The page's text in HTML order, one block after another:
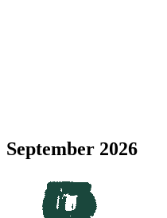
September 2026